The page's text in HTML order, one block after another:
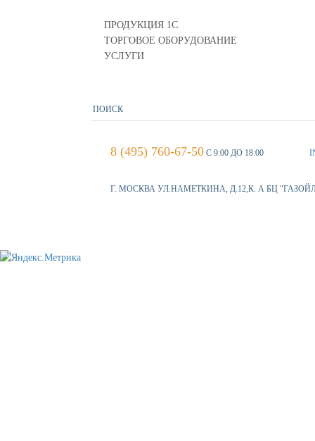
ПРОДУКЦИЯ 1С
ТОРГОВОЕ ОБОРУДОВАНИЕ
УСЛУГИ
8 (495) 760-67-50 С 9:00 ДО 18:00
Г. МОСКВА УЛ.НАМЕТКИНА, Д.12,К. А БЦ